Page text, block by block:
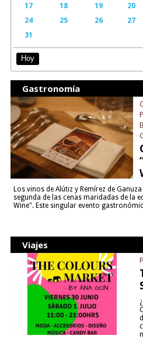
17
18 19 20
24
25 26 27
31
Hoy
Gastronomía
Los vinos de Alútiz y Remírez de
segunda de las cenas maridadas de la
Wine". Este singular evento
Viajes